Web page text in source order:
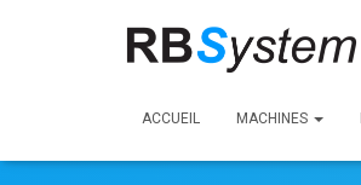
ACCUEIL MACHINES